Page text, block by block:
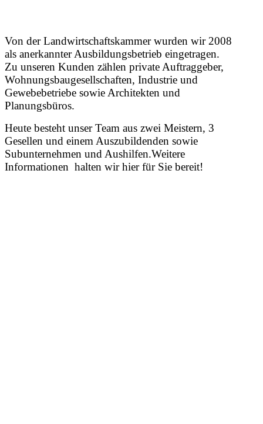
Von der Landwirtschaftskammer wurden wir 2008
als anerkannter Ausbildungsbetrieb eingetragen.
Zu unseren Kunden zählen private Auftraggeber,
Wohnungsbaugesellschaften, Industrie und
Gewebebetriebe sowie Architekten und
Planungsbüros.
Heute besteht unser Team aus zwei Meistern, 3
Gesellen und einem Auszubildenden sowie
Subunternehmen und Aushilfen.Weitere
Informationen halten wir hier für Sie bereit!